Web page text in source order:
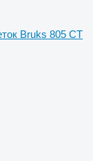
Bruks 805 CT